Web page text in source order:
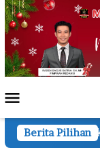
Loncat
ke
konten
Mobile
Berita Pilihan